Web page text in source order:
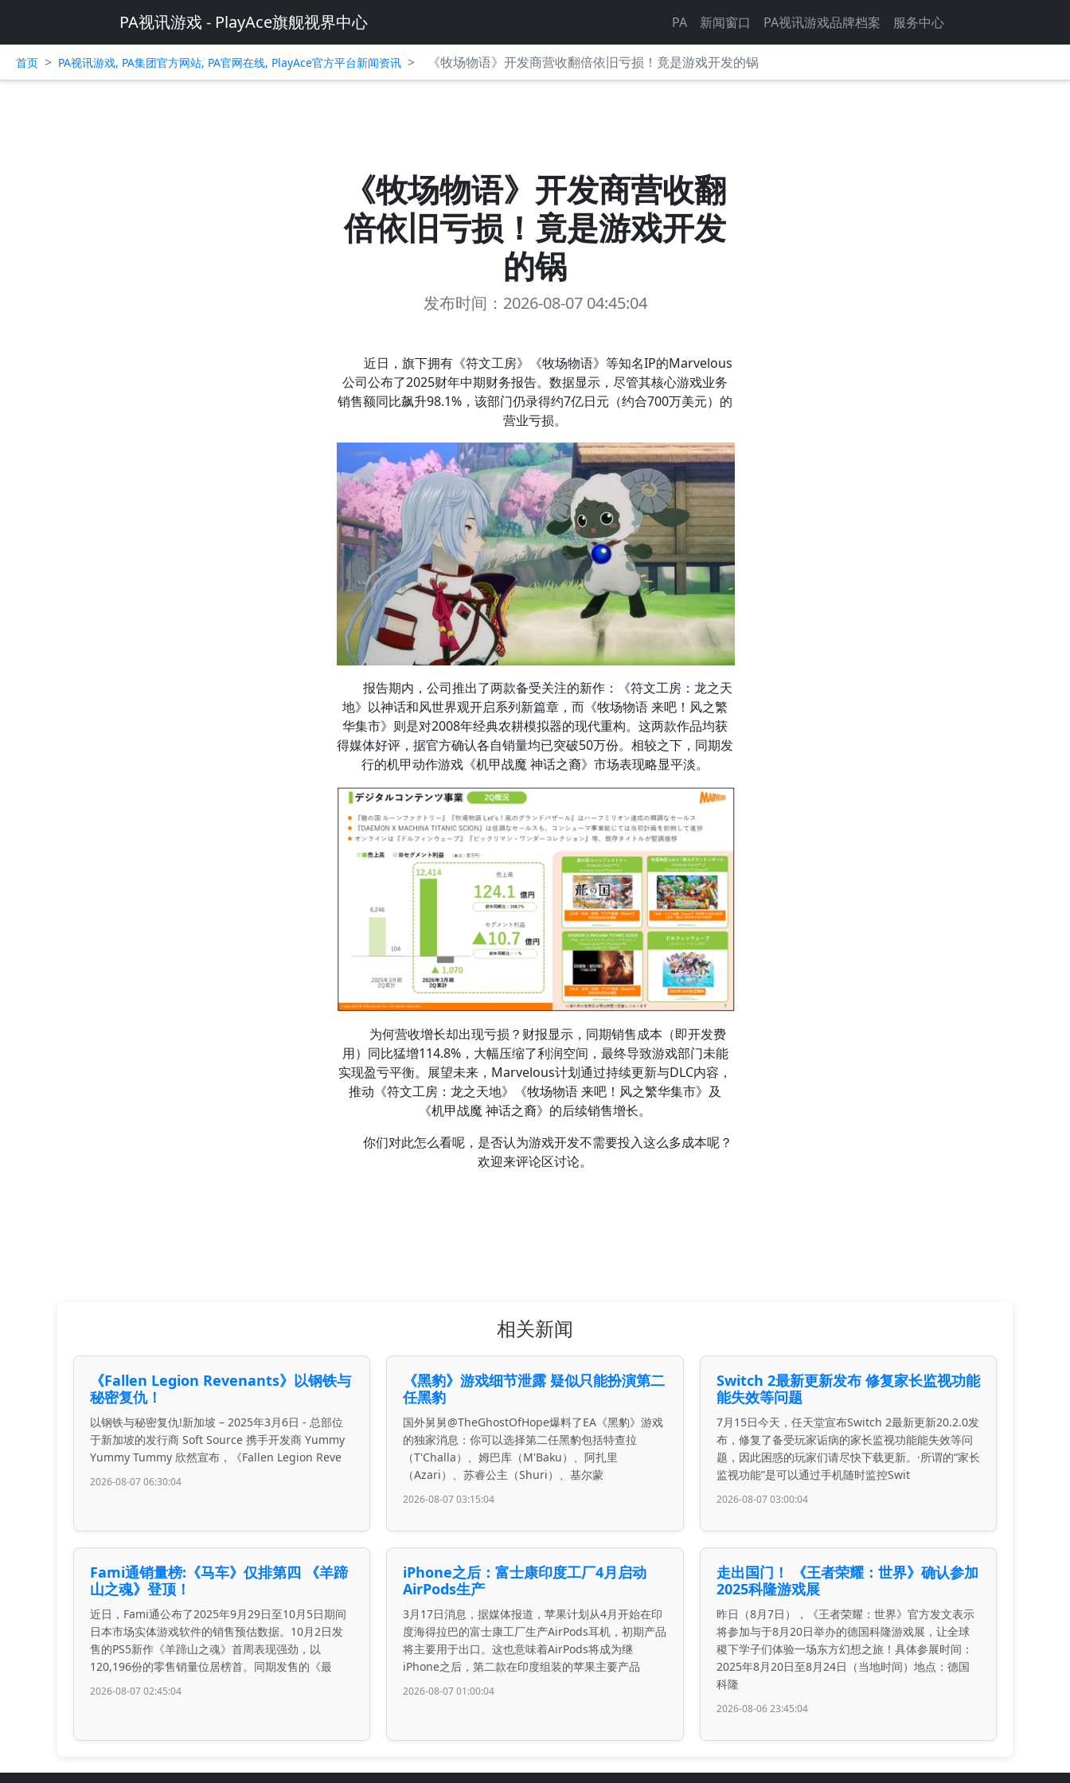
PA视讯游戏 - PlayAce旗舰视界中心 PA 新闻窗口 PA视讯游戏品牌档案 服务中心
首页 > PA视讯游戏, PA集团官方网站, PA官网在线, PlayAce官方平台新闻资讯 > 《牧场物语》开发商营收翻倍依旧亏损！竟是游戏开发的锅
《牧场物语》开发商营收翻
倍依旧亏损！竟是游戏开发
的锅
发布时间：2026-08-07 04:45:04
近日，旗下拥有《符文工房》《牧场物语》等知名IP的Marvelous
公司公布了2025财年中期财务报告。数据显示，尽管其核心游戏业务
销售额同比飙升98.1%，该部门仍录得约7亿日元（约合700万美元）的
营业亏损。
报告期内，公司推出了两款备受关注的新作：《符文工房：龙之天
地》以神话和风世界观开启系列新篇章，而《牧场物语 来吧！风之繁
华集市》则是对2008年经典农耕模拟器的现代重构。这两款作品均获
得媒体好评，据官方确认各自销量均已突破50万份。相较之下，同期发
行的机甲动作游戏《机甲战魔 神话之裔》市场表现略显平淡。
为何营收增长却出现亏损？财报显示，同期销售成本（即开发费
用）同比猛增114.8%，大幅压缩了利润空间，最终导致游戏部门未能
实现盈亏平衡。展望未来，Marvelous计划通过持续更新与DLC内容，
推动《符文工房：龙之天地》《牧场物语 来吧！风之繁华集市》及
《机甲战魔 神话之裔》的后续销售增长。
你们对此怎么看呢，是否认为游戏开发不需要投入这么多成本呢？
欢迎来评论区讨论。
相关新闻
《Fallen Legion Revenants》以钢铁与
秘密复仇！
以钢铁与秘密复仇!新加坡 – 2025年3月6日 - 总部位
于新加坡的发行商 Soft Source 携手开发商 Yummy
Yummy Tummy 欣然宣布，《Fallen Legion Reve
2026-08-07 06:30:04
《黑豹》游戏细节泄露 疑似只能扮演第二
任黑豹
国外舅舅@TheGhostOfHope爆料了EA《黑豹》游戏
的独家消息：你可以选择第二任黑豹包括特查拉
（T'Challa）、姆巴库（M'Baku）、阿扎里
（Azari）、苏睿公主（Shuri）、基尔蒙
2026-08-07 03:15:04
Switch 2最新更新发布 修复家长监视功能
能失效等问题
7月15日今天，任天堂宣布Switch 2最新更新20.2.0发
布，修复了备受玩家诟病的家长监视功能能失效等问
题，因此困惑的玩家们请尽快下载更新。·所谓的“家长
监视功能”是可以通过手机随时监控Swit
2026-08-07 03:00:04
Fami通销量榜:《马车》仅排第四 《羊蹄
山之魂》登顶！
近日，Fami通公布了2025年9月29日至10月5日期间
日本市场实体游戏软件的销售预估数据。10月2日发
售的PS5新作《羊蹄山之魂》首周表现强劲，以
120,196份的零售销量位居榜首。同期发售的《最
2026-08-07 02:45:04
iPhone之后：富士康印度工厂4月启动
AirPods生产
3月17日消息，据媒体报道，苹果计划从4月开始在印
度海得拉巴的富士康工厂生产AirPods耳机，初期产品
将主要用于出口。这也意味着AirPods将成为继
iPhone之后，第二款在印度组装的苹果主要产品
2026-08-07 01:00:04
走出国门！ 《王者荣耀：世界》确认参加
2025科隆游戏展
昨日（8月7日），《王者荣耀：世界》官方发文表示
将参加与于8月20日举办的德国科隆游戏展，让全球
稷下学子们体验一场东方幻想之旅！具体参展时间：
2025年8月20日至8月24日（当地时间）地点：德国
科隆
2026-08-06 23:45:04